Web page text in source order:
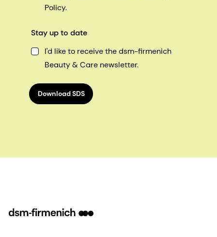
Policy.
Stay up to date
I'd like to receive the dsm-firmenich
Beauty & Care newsletter.
Download SDS